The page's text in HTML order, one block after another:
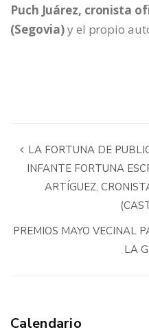
Puch Juárez, cronista
(Segovia)y el propio
LA FORTUNA DE
INFANTE FORTUNA
ARTÍGUEZ,
PREMIOS MAYO VECINAL
LA
Calendario